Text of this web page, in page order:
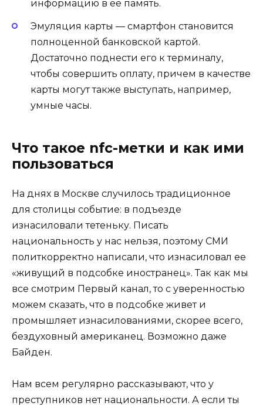
информацию в ее память.
Эмуляция карты — смартфон становится
полноценной банковской картой.
Достаточно поднести его к терминалу,
чтобы совершить оплату, причем в качестве
карты могут также выступать, например,
умные часы.
Что такое nfc-метки и как ими
пользоваться
На днях в Москве случилось традиционное
для столицы событие: в подъезде
изнасиловали тетеньку. Писать
национальность у нас нельзя, поэтому СМИ
политкорректно написали, что изнасиловал ее
«живущий в подсобке иностранец». Так как мы
все смотрим Первый канал, то с уверенностью
можем сказать, что в подсобке живет и
промышляет изнасилованиями, скорее всего,
бездуховный американец. Возможно даже
Байден.
Нам всем регулярно рассказывают, что у
преступников нет национальности. А если ты